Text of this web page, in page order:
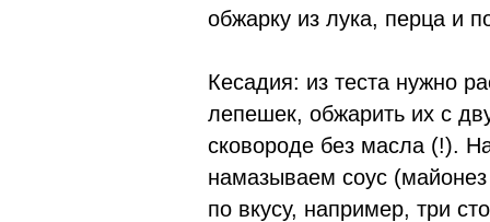
обжарку из лука, перца и
Кесадия: из теста нужно
лепешек, обжарить их с
сковороде без масла (!).
намазываем соус
по вкусу, например, три